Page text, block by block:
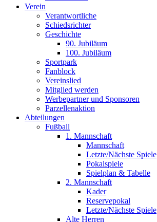
Verein
Verantwortliche
Schiedsrichter
Geschichte
90. Jubiläum
100. Jubiläum
Sportpark
Fanblock
Vereinslied
Mitglied werden
Werbepartner und Sponsoren
Parzellenaktion
Abteilungen
Fußball
1. Mannschaft
Mannschaft
Letzte/Nächste Spiele
Pokalspiele
Spielplan & Tabelle
2. Mannschaft
Kader
Reservepokal
Letzte/Nächste Spiele
Alte Herren